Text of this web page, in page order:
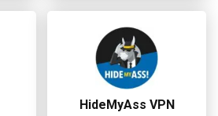
HideMyAss VPN